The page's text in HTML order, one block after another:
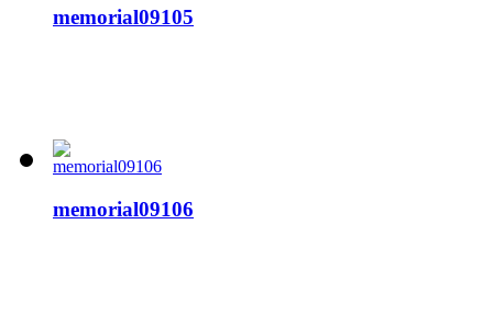
memorial09105
memorial09106